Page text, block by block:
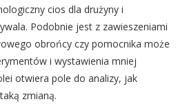
cios dla drużyny i
Podobnie jest z zawieszeniami
obrońcy czy pomocnika może
i wystawienia mniej
otwiera pole do analizy, jak
zmianą.